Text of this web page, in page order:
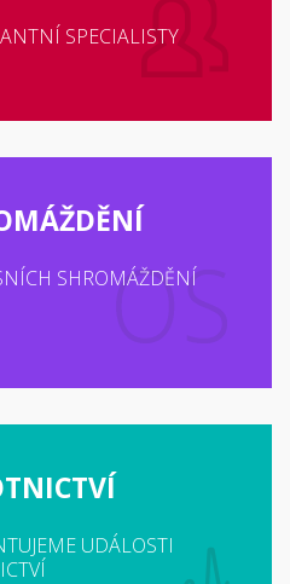
SPECIALISTY
SHROMÁŽDĚNÍ
UDÁLOSTI